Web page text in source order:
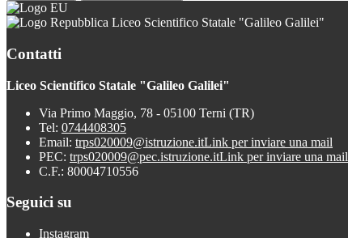
Liceo Scientifico Statale "Galileo Galilei"
Contatti
Liceo Scientifico Statale "Galileo Galilei"
Via Primo Maggio, 78 - 05100 Terni (TR)
Tel: 0744408305
Email: trps020009@istruzione.itLink per inviare una mail
PEC: trps020009@pec.istruzione.itLink per inviare una mail
C.F.: 80004710556
Seguici su
Instagram